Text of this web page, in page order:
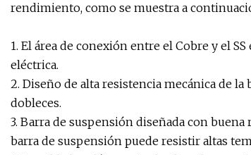
rendimiento, como se muestra a
1. El área de conexión entre el Cobre y el
eléctrica.
2. Diseño de alta resistencia mecánica de
dobleces.
3. Barra de suspensión diseñada con
barra de suspensión puede resistir altas